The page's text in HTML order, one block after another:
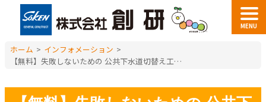
MENU
ホーム > インフォメーション >
【無料】失敗しないための 公共下水道切替え工事説明会開催！